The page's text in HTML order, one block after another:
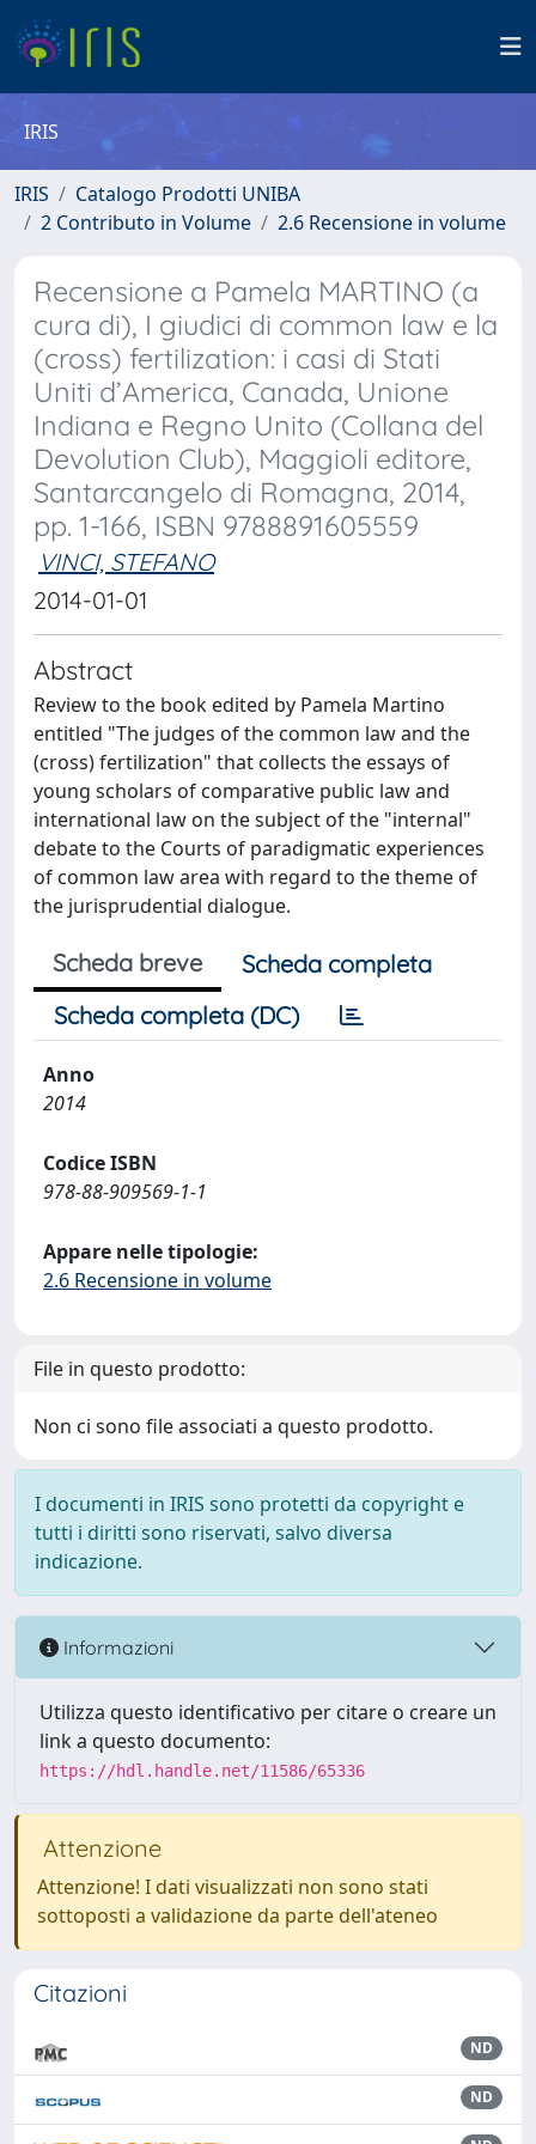
IRIS
IRIS
Catalogo Prodotti UNIBA
2 Contributo in Volume
2.6 Recensione in volume
Recensione a Pamela MARTINO (a
cura di), I giudici di common law e la
(cross) fertilization: i casi di Stati
Uniti d’America, Canada, Unione
Indiana e Regno Unito (Collana del
Devolution Club), Maggioli editore,
Santarcangelo di Romagna, 2014,
pp. 1-166, ISBN 9788891605559
VINCI, STEFANO
2014-01-01
Abstract
Review to the book edited by Pamela Martino
entitled "The judges of the common law and the
(cross) fertilization" that collects the essays of
young scholars of comparative public law and
international law on the subject of the "internal"
debate to the Courts of paradigmatic experiences
of common law area with regard to the theme of
the jurisprudential dialogue.
Scheda breve
Scheda completa
Scheda completa (DC)
Anno
2014
Codice ISBN
978-88-909569-1-1
Appare nelle tipologie:
2.6 Recensione in volume
File in questo prodotto:
Non ci sono file associati a questo prodotto.
I documenti in IRIS sono protetti da copyright e
tutti i diritti sono riservati, salvo diversa
indicazione.
Informazioni
Utilizza questo identificativo per citare o creare un
link a questo documento:
https://hdl.handle.net/11586/65336
Attenzione
Attenzione! I dati visualizzati non sono stati
sottoposti a validazione da parte dell'ateneo
Citazioni
ND
ND